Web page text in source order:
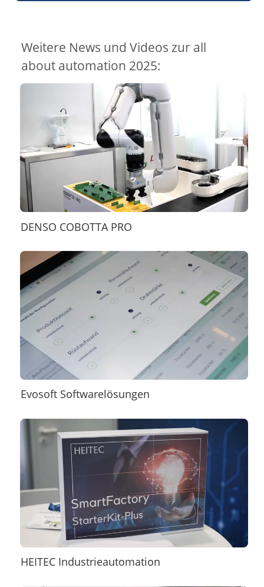
Weitere News und Videos zur all
about automation 2025:
DENSO COBOTTA PRO
Evosoft Softwarelösungen
HEITEC Industrieautomation